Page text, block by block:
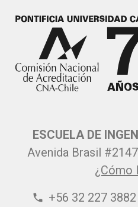
ESCUELA DE
Avenida Brasil
¿Cómo
phone +56 32 227